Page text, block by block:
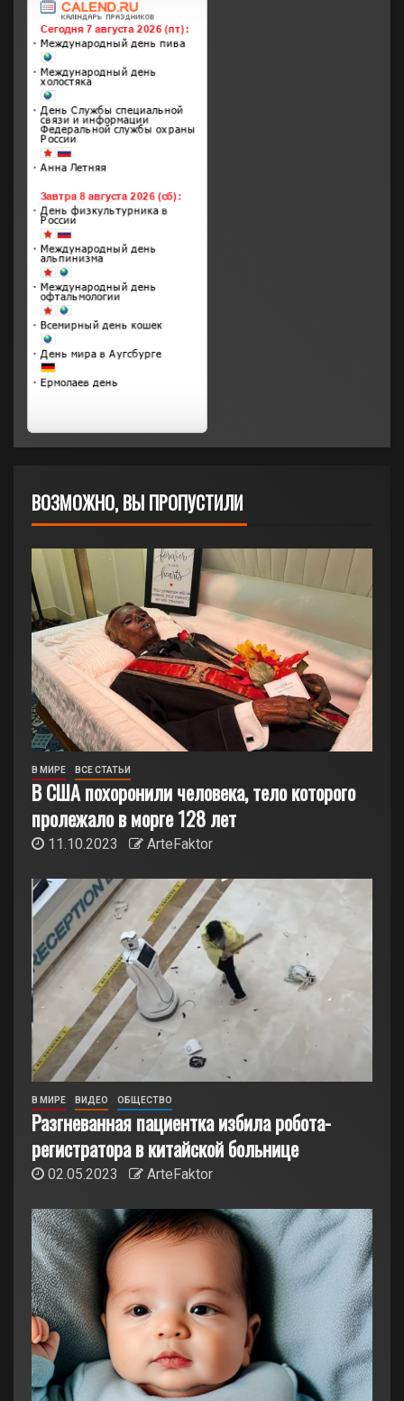
ВОЗМОЖНО, ВЫ ПРОПУСТИЛИ
В МИРЕ ВСЕ СТАТЬИ
В США похоронили человека, тело которого
пролежало в морге 128 лет
11.10.2023 ArteFaktor
В МИРЕ ВИДЕО ОБЩЕСТВО
Разгневанная пациентка избила робота-
регистратора в китайской больнице
02.05.2023 ArteFaktor